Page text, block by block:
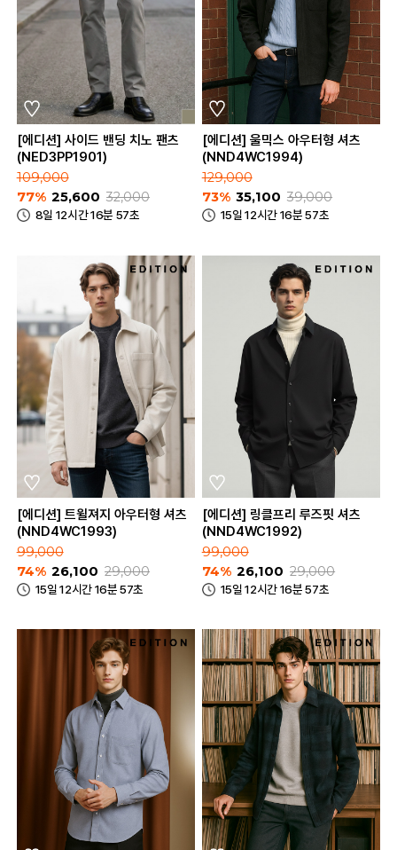
[에디션] 사이드 밴딩 치노 팬츠
(NED3PP1901)
109,000
77% 25,600 32,000
8일 12시간 16분 57초
[에디션] 울믹스 아우터형 셔츠
(NND4WC1994)
129,000
73% 35,100 39,000
15일 12시간 16분 57초
[에디션] 트윌져지 아우터형 셔츠
(NND4WC1993)
99,000
74% 26,100 29,000
15일 12시간 16분 57초
[에디션] 링클프리 루즈핏 셔츠
(NND4WC1992)
99,000
74% 26,100 29,000
15일 12시간 16분 57초